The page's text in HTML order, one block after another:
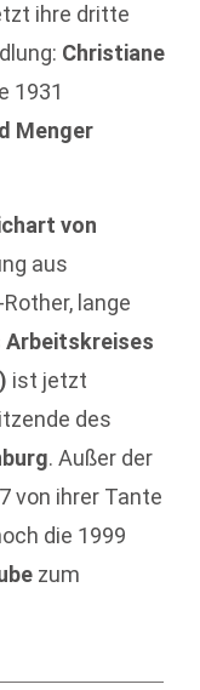
ihre dritte
Christiane
1931
Menger
von
aus
lange
Arbeitskreises
ist jetzt
des
. Außer der
von ihrer Tante
die 1999
zum